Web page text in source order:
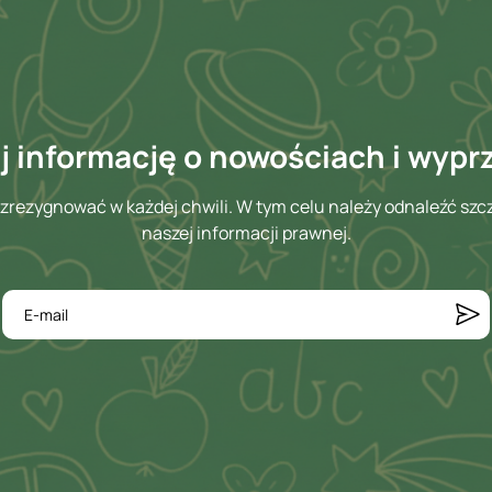
informację o nowościach i
w każdej chwili. W tym celu należy odnaleźć
naszej informacji prawnej.